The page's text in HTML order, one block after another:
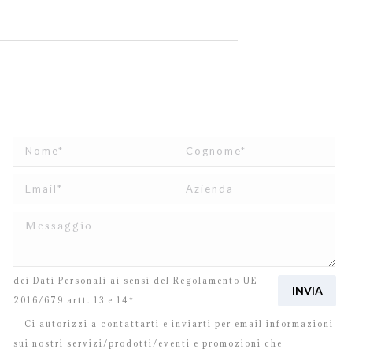
dei Dati Personali ai sensi del Regolamento UE
2016/679 artt. 13 e 14*
Ci autorizzi a contattarti e inviarti per email informazioni
sui nostri servizi/prodotti/eventi e promozioni che